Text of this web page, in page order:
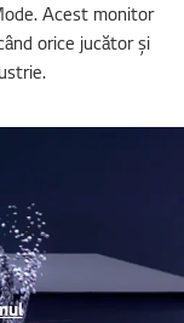
Acest monitor
orice jucător și